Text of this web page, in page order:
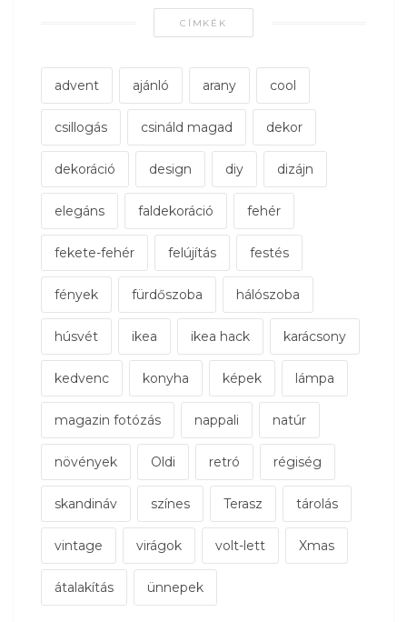
CÍMKÉK
advent ajánló arany cool
csillogás csináld magad dekor
dekoráció design diy dizájn
elegáns faldekoráció fehér
fekete-fehér felújítás festés
fények fürdőszoba hálószoba
húsvét ikea ikea hack karácsony
kedvenc konyha képek lámpa
magazin fotózás nappali natúr
növények Oldi retró régiség
skandináv színes Terasz tárolás
vintage virágok volt-lett Xmas
átalakítás ünnepek